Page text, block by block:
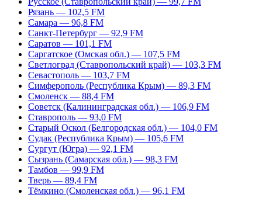
Рязань — 102,5 FM
Самара — 96,8 FM
Санкт-Петербург — 92,9 FM
Саратов — 101,1 FM
Саргатское (Омская обл.) — 107,5 FM
Светлоград (Ставропольский край) — 103,3 FM
Севастополь — 103,7 FM
Симферополь (Республика Крым) — 89,3 FM
Смоленск — 88,4 FM
Советск (Калининградская обл.) — 106,9 FM
Ставрополь — 93,0 FM
Старый Оскол (Белгородская обл.) — 104,0 FM
Судак (Республика Крым) — 105,6 FM
Сургут (Югра) — 92,1 FM
Сызрань (Самарская обл.) — 98,3 FM
Тамбов — 99,9 FM
Тверь — 89,4 FM
Тёмкино (Смоленская обл.) — 96,1 FM